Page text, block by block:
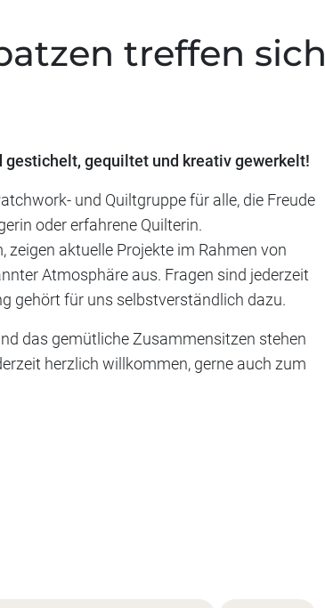
treffen sich
gestichelt, gequiltet und kreativ gewerkelt!
und Quiltgruppe für alle, die Freude
oder erfahrene Quilterin.
zeigen aktuelle Projekte im Rahmen von
Atmosphäre aus. Fragen sind jederzeit
gehört für uns selbstverständlich dazu.
das gemütliche Zusammensitzen stehen
herzlich willkommen, gerne auch zum